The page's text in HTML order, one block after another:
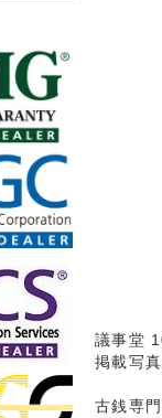
議事堂
掲載写
古銭専